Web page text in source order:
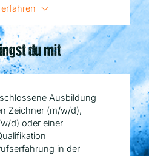
und
in iTWO und Eplass
der verschiedenen
und Prüfung auf
und überarbeiten
und Sonderplänen
von ALKIS-Daten /
/
du mit
Ausbildung
Zeichner (m/w/d),
d) oder einer
in der